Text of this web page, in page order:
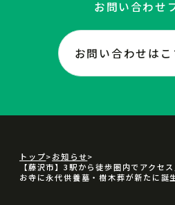
お問い合わせ
お問い合わせはこ
トップ
お知らせ
【藤沢市】3駅から徒歩圏内でアクセ
お寺に永代供養墓・樹木葬が新たに誕